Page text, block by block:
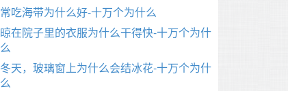
常吃海带为什么好-十万个为什么
晾在院子里的衣服为什么干得快-十万个为什
么
冬天，玻璃窗上为什么会结冰花-十万个为什
么